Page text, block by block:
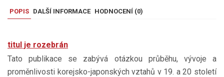
POPIS DALŠÍ INFORMACE HODNOCENÍ (0)
titul je rozebrán
Tato publikace se zabývá otázkou průběhu, vývoje a
proměnlivosti korejsko-japonských vztahů v 19. a 20 století